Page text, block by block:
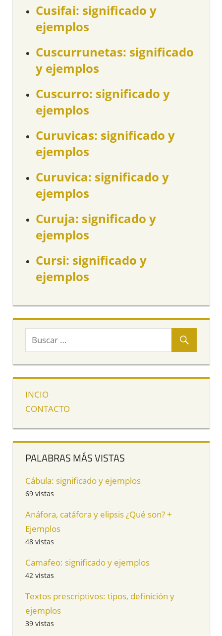
Cusifai: significado y
ejemplos
Cuscurrunetas: significado
y ejemplos
Cuscurro: significado y
ejemplos
Curuvicas: significado y
ejemplos
Curuvica: significado y
ejemplos
Curuja: significado y
ejemplos
Cursi: significado y
ejemplos
INCIO
CONTACTO
PALABRAS MÁS VISTAS
Cábula: significado y ejemplos
69 vistas
Anáfora, catáfora y elipsis ¿Qué son? +
Ejemplos
48 vistas
Camafeo: significado y ejemplos
42 vistas
Textos prescriptivos: tipos, definición y
ejemplos
39 vistas